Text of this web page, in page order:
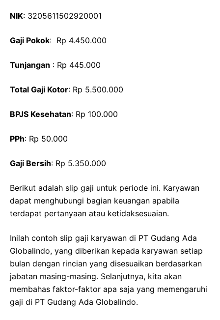
NIK: 3205611502920001
Gaji Pokok: Rp 4.450.000
Tunjangan : Rp 445.000
Total Gaji Kotor: Rp 5.500.000
BPJS Kesehatan: Rp 100.000
PPh: Rp 50.000
Gaji Bersih: Rp 5.350.000
Berikut adalah slip gaji untuk periode ini. Karyawan
dapat menghubungi bagian keuangan apabila
terdapat pertanyaan atau ketidaksesuaian.
Inilah contoh slip gaji karyawan di PT Gudang Ada
Globalindo, yang diberikan kepada karyawan setiap
bulan dengan rincian yang disesuaikan berdasarkan
jabatan masing-masing. Selanjutnya, kita akan
membahas faktor-faktor apa saja yang memengaruhi
gaji di PT Gudang Ada Globalindo.